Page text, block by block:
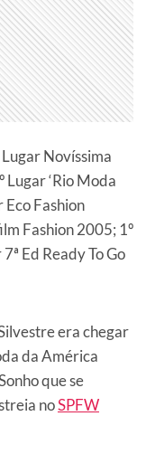
Novíssima
‘Rio Moda
Eco Fashion
Fashion 2005; 1º
Ed Ready To Go
era chegar
da América
que se
noSPFW